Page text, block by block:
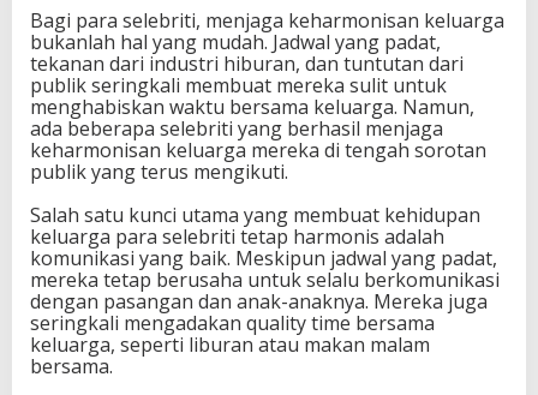
Bagi para selebriti, menjaga keharmonisan keluarga
bukanlah hal yang mudah. Jadwal yang padat,
tekanan dari industri hiburan, dan tuntutan dari
publik seringkali membuat mereka sulit untuk
menghabiskan waktu bersama keluarga. Namun,
ada beberapa selebriti yang berhasil menjaga
keharmonisan keluarga mereka di tengah sorotan
publik yang terus mengikuti.
Salah satu kunci utama yang membuat kehidupan
keluarga para selebriti tetap harmonis adalah
komunikasi yang baik. Meskipun jadwal yang padat,
mereka tetap berusaha untuk selalu berkomunikasi
dengan pasangan dan anak-anaknya. Mereka juga
seringkali mengadakan quality time bersama
keluarga, seperti liburan atau makan malam
bersama.